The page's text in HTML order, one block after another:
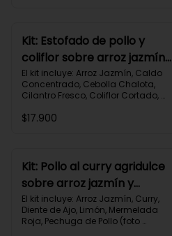
Grasas 14g | Proteínas 41g
Kit: Estofado de pollo y
coliflor sobre arroz jazmín-
106
El kit incluye: Arroz Jazmín, Caldo
Concentrado, Cebolla Chalota,
Cilantro Fresco, Coliflor Cortado,
Pollo (foto 160g/p), Pimentón Verde,
Carbohidratos 79g | Grasas 21g |
Proteínas 42g
$17.900
Kit: Pollo al curry agridulce
sobre arroz jazmín y
zucchini horneado-148
El kit incluye: Arroz Jazmín, Curry,
Diente de Ajo, Limón, Mermelada
Roja, Pechuga de Pollo (foto